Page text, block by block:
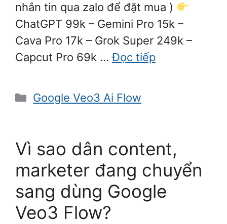
nhắn tin qua zalo để đặt mua )
ChatGPT 99k – Gemini Pro 15k –
Cava Pro 17k – Grok Super 249k –
Capcut Pro 69k …Đọc tiếp
Danh
Google Veo3 Ai Flow
Vì sao dân content,
marketer đang chuyển
sang dùng Google
Veo3 Flow?